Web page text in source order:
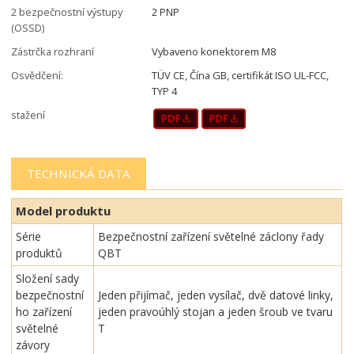
2 bezpečnostní výstupy
(OSSD)
2 PNP
Zástrčka rozhraní
Vybaveno konektorem M8
Osvědčení:
TÜV CE, Čína GB, certifikát ISO UL-FCC,
TYP 4
stažení
TECHNICKÁ DATA
Model produktu
Série
produktů
Bezpečnostní zařízení světelné záclony řady
QBT
Složení sady
bezpečnostní
ho zařízení
světelné
závory
Jeden přijímač, jeden vysílač, dvě datové linky,
jeden pravoúhlý stojan a jeden šroub ve tvaru
T